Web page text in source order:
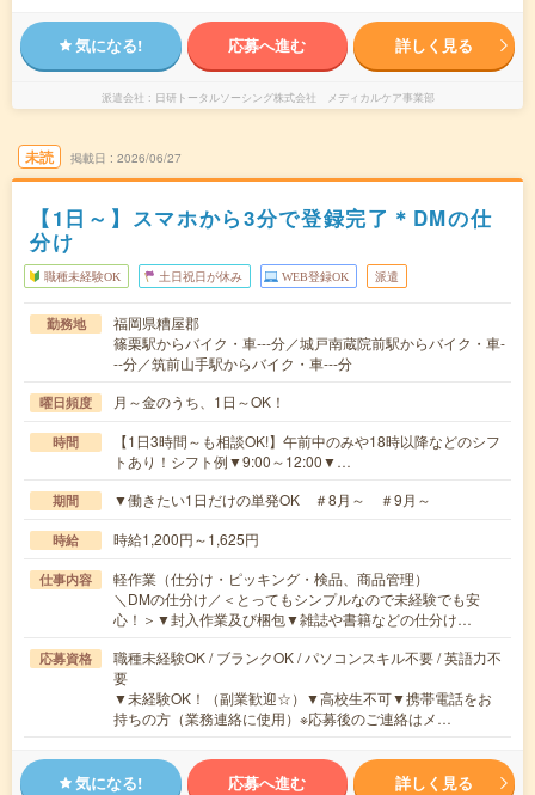
気になる! 応募へ進む 詳しく見る
派遣会社 日研トータルソーシング株式会社 メディカルケア事業部
未読 掲載日 2026/06/27
【1日～】スマホから3分で登録完了＊DMの仕
分け
職種未経験OK 土日祝日が休み WEB登録OK 派遣
勤務地
福岡県糟屋郡
篠栗駅からバイク・車---分／城戸南蔵院前駅からバイク・車-
--分／筑前山手駅からバイク・車---分
曜日頻度 月～金のうち、1日～OK！
時間
【1日3時間～も相談OK!】午前中のみや18時以降などのシフ
トあり！シフト例▼9:00～12:00▼…
期間 ▼働きたい1日だけの単発OK ＃8月～ ＃9月～
時給 時給1,200円～1,625円
仕事内容
軽作業（仕分け・ピッキング・検品、商品管理）
＼DMの仕分け／＜とってもシンプルなので未経験でも安
心！＞▼封入作業及び梱包▼雑誌や書籍などの仕分け…
応募資格
職種未経験OK / ブランクOK / パソコンスキル不要 / 英語力不
要
▼未経験OK！（副業歓迎☆）▼高校生不可▼携帯電話をお
持ちの方（業務連絡に使用）※応募後のご連絡はメ…
気になる! 応募へ進む 詳しく見る